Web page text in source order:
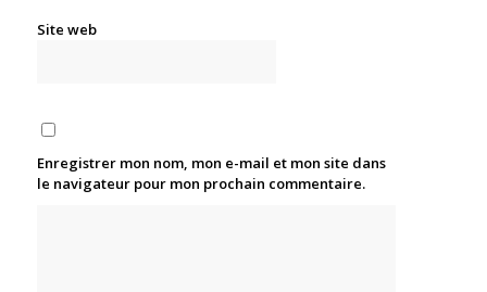
Site web
Enregistrer mon nom, mon e-mail et mon site dans
le navigateur pour mon prochain commentaire.